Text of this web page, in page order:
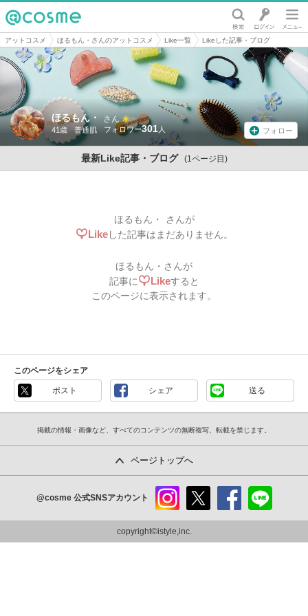
@cosme
アットコスメ ほるもん・さんのアットコスメ Like一覧 Likeした記事・ブログ
ほるもん・ さん
41歳 普通肌 301 フォロー
最新Like記事・ブログ (1ページ目)
ほるもん・ さんが
Likeした記事はまだありません。
ほるもん・ さんが
記事に
Likeすると
このページに表示されます。
このページをシェア
ポスト シェア 送る
掲載の情報・画像など、すべてのコンテンツの無断複写、転載を禁じます。
ページトップへ
@cosme 公式SNSアカウント
ram
copyright©istyle,inc.